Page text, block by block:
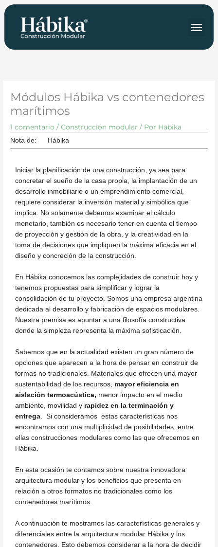
al
contenido
Módulos Hábika vs contenedores
marítimos
1 comentario /Construcción modular / Por Habika
Nota de: Hábika
Iniciar la planificación de una construcción, ya sea para
concretar el sueño de la casa propia, la implantación de un
desarrollo inmobiliario o un emprendimiento comercial,
requiere considerar la inversión material y simbólica que
implica. No solamente debemos examinar el cálculo
monetario, también es necesario tener en cuenta el tiempo
de proyección y gestión de la obra, y la creatividad en la
toma de decisiones que impliquen la máxima eficacia en el
diseño y concreción de la construcción.
En Hábika conocemos las complejidades de construir hoy y
tenemos propuestas para simplificar y lograr la
consolidación de tu proyecto. Somos una empresa argentina
dedicada al desarrollo y fabricación de espacios modulares.
Nuestra premisa es apuntar a una filosofía constructiva
donde la simpleza representa la máxima sofisticación.
Sabemos que en la actualidad existen un gran número de
opciones que aparecen a la hora de pensar en construir de
formas no tradicionales. Materiales que ofrecen una mayor
sustentabilidad de los recursos, mayor eficiencia en
aislación termoacústica, menor impacto en el medio
ambiente, movilidad y rapidez en la terminación y
entrega . Si consideramos estas características nos
encontramos con una multiplicidad de posibilidades, entre
ellas construcciones modulares como las que ofrecemos en
Hábika.
En esta ocasión te contamos sobre nuestra innovadora
arquitectura modular y los beneficios que presenta en
relación a otros formatos no tradicionales como los
contenedores marítimos.
A continuación te mostramos las características generales y
diferenciales entre la arquitectura modular Hábika y los
contenedores. Esto debemos considerar a la hora de decidir